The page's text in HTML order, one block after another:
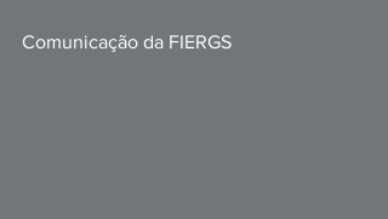
Comunicação da FIERGS